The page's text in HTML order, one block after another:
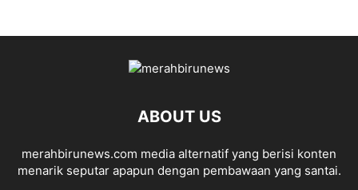
ABOUT US
merahbirunews.com media alternatif yang berisi konten
menarik seputar apapun dengan pembawaan yang santai.